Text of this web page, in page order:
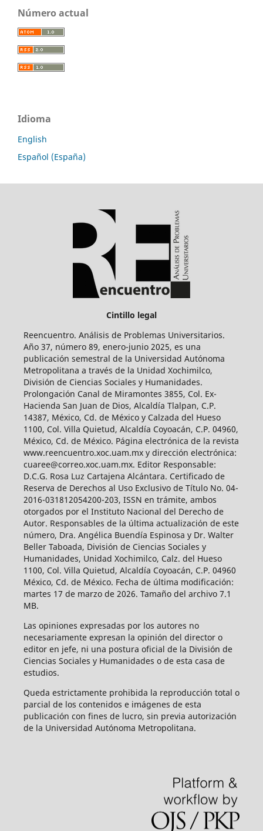
Número actual
Idioma
English
Español (España)
Cintillo legal
Reencuentro. Análisis de Problemas Universitarios.
Año 37, número 89, enero-junio 2025, es una
publicación semestral de la Universidad Autónoma
Metropolitana a través de la Unidad Xochimilco,
División de Ciencias Sociales y Humanidades.
Prolongación Canal de Miramontes 3855, Col. Ex-
Hacienda San Juan de Dios, Alcaldía Tlalpan, C.P.
14387, México, Cd. de México y Calzada del Hueso
1100, Col. Villa Quietud, Alcaldía Coyoacán, C.P. 04960,
México, Cd. de México. Página electrónica de la revista
www.reencuentro.xoc.uam.mx y dirección electrónica:
cuaree@correo.xoc.uam.mx. Editor Responsable:
D.C.G. Rosa Luz Cartajena Alcántara. Certificado de
Reserva de Derechos al Uso Exclusivo de Título No. 04-
2016-031812054200-203, ISSN en trámite, ambos
otorgados por el Instituto Nacional del Derecho de
Autor. Responsables de la última actualización de este
número, Dra. Angélica Buendía Espinosa y Dr. Walter
Beller Taboada, División de Ciencias Sociales y
Humanidades, Unidad Xochimilco, Calz. del Hueso
1100, Col. Villa Quietud, Alcaldía Coyoacán, C.P. 04960
México, Cd. de México. Fecha de última modificación:
martes 17 de marzo de 2026. Tamaño del archivo 7.1
MB.
Las opiniones expresadas por los autores no
necesariamente expresan la opinión del director o
editor en jefe, ni una postura oficial de la División de
Ciencias Sociales y Humanidades o de esta casa de
estudios.
Queda estrictamente prohibida la reproducción total o
parcial de los contenidos e imágenes de esta
publicación con fines de lucro, sin previa autorización
de la Universidad Autónoma Metropolitana.